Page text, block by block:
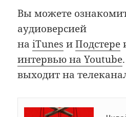
Вы можете
аудиоверсией
наiTunes иПодстере
интервью на Youtube
выходит на